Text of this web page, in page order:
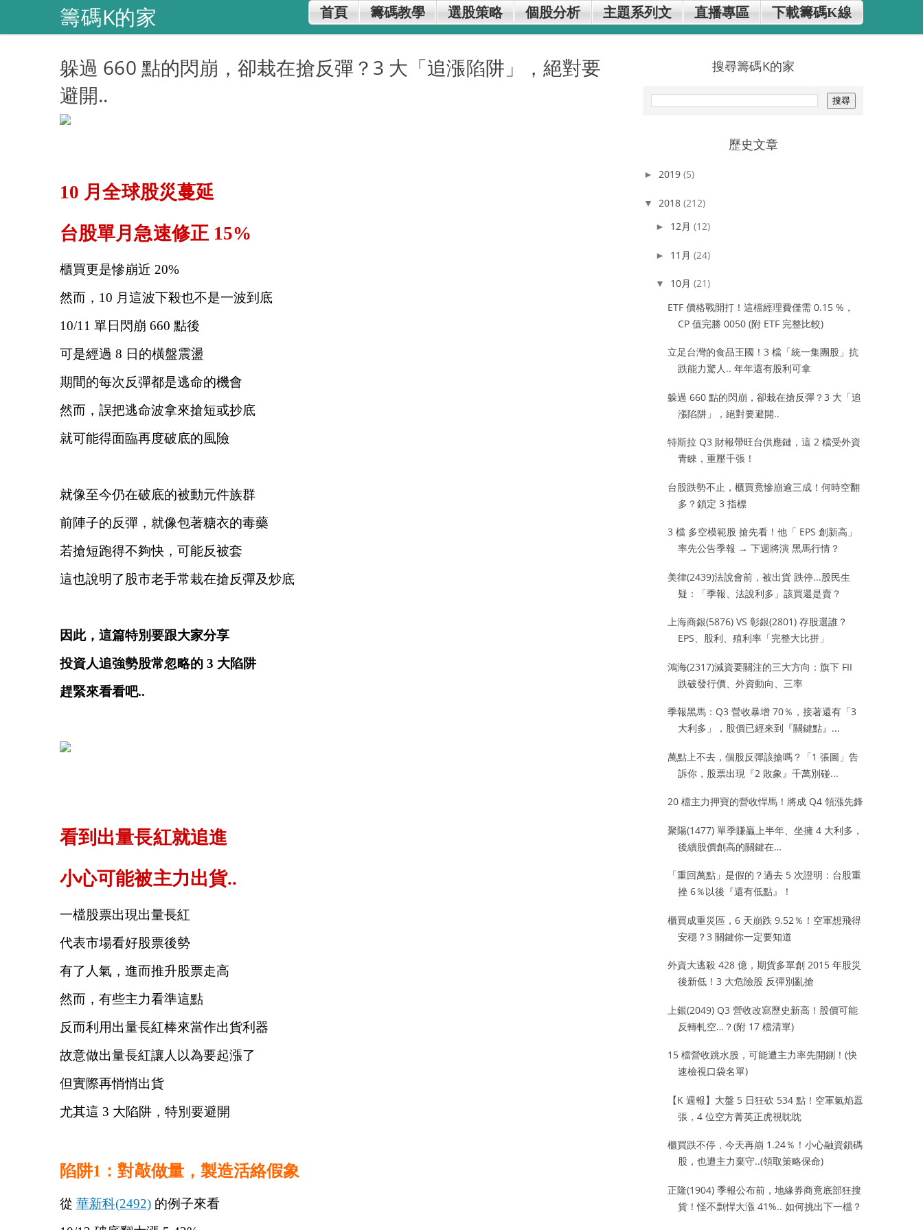
首頁 籌碼教學 選股策略 個股分析 主題系列文 直播專區 下載籌碼K線
籌碼K的家
躲過 660 點的閃崩，卻栽在搶反彈？3 大「追漲陷阱」，絕對要
避開..
10 月全球股災蔓延
台股單月急速修正 15%
櫃買更是慘崩近 20%
然而，10 月這波下殺也不是一波到底
10/11 單日閃崩 660 點後
可是經過 8 日的橫盤震盪
期間的每次反彈都是逃命的機會
然而，誤把逃命波拿來搶短或抄底
就可能得面臨再度破底的風險
就像至今仍在破底的被動元件族群
前陣子的反彈，就像包著糖衣的毒藥
若搶短跑得不夠快，可能反被套
這也說明了股市老手常栽在搶反彈及炒底
因此，這篇特別要跟大家分享
投資人追強勢股常忽略的 3 大陷阱
趕緊來看看吧..
看到出量長紅就追進
小心可能被主力出貨..
一檔股票出現出量長紅
代表市場看好股票後勢
有了人氣，進而推升股票走高
然而，有些主力看準這點
反而利用出量長紅棒來當作出貨利器
故意做出量長紅讓人以為要起漲了
但實際再悄悄出貨
尤其這 3 大陷阱，特別要避開
陷阱1：對敲做量，製造活絡假象
從 華新科(2492) 的例子來看
搜尋籌碼K的家
歷史文章
► 2019 (5)
▼ 2018 (212)
► 12月 (12)
► 11月 (24)
▼ 10月 (21)
ETF 價格戰開打！這檔經理費僅需 0.15 %，
CP 值完勝 0050 (附 ETF 完整比較)
立足台灣的食品王國！3 檔「統一集團股」抗
跌能力驚人.. 年年還有股利可拿
躲過 660 點的閃崩，卻栽在搶反彈？3 大「追
漲陷阱」，絕對要避開..
特斯拉 Q3 財報帶旺台供應鏈，這 2 檔受外資
青睞，重壓千張！
台股跌勢不止，櫃買竟慘崩逾三成！何時空翻
多？鎖定 3 指標
3 檔 多空模範股 搶先看！他「 EPS 創新高」
率先公告季報 → 下週將演 黑馬行情？
美律(2439)法說會前，被出貨 跌停...股民生
疑：「季報、法說利多」該買還是賣？
上海商銀(5876) VS 彰銀(2801) 存股選誰？
EPS、股利、殖利率「完整大比拼」
鴻海(2317)減資要關注的三大方向：旗下 FII
跌破發行價、外資動向、三率
季報黑馬：Q3 營收暴增 70％，接著還有「3
大利多」，股價已經來到『關鍵點』...
萬點上不去，個股反彈該搶嗎？「1 張圖」告
訴你，股票出現『2 敗象』千萬別碰...
20 檔主力押寶的營收悍馬！將成 Q4 領漲先鋒
聚陽(1477) 單季賺贏上半年、坐擁 4 大利多，
後續股價創高的關鍵在…
「重回萬點」是假的？過去 5 次證明：台股重
挫 6％以後『還有低點』！
櫃買成重災區，6 天崩跌 9.52％！空軍想飛得
安穩？3 關鍵你一定要知道
外資大逃殺 428 億，期貨多單創 2015 年股災
後新低！3 大危險股 反彈別亂搶
上銀(2049) Q3 營收改寫歷史新高！股價可能
反轉軋空…？(附 17 檔清單)
15 檔營收跳水股，可能遭主力率先開鍘！(快
速檢視口袋名單)
【K 週報】大盤 5 日狂砍 534 點！空軍氣焰囂
張，4 位空方菁英正虎視眈眈
櫃買跌不停，今天再崩 1.24％！小心融資鎖碼
股，也遭主力棄守..(領取策略保命)
正隆(1904) 季報公布前，地緣券商竟底部狂搜
貨！怪不剽悍大漲 41%.. 如何挑出下一檔？